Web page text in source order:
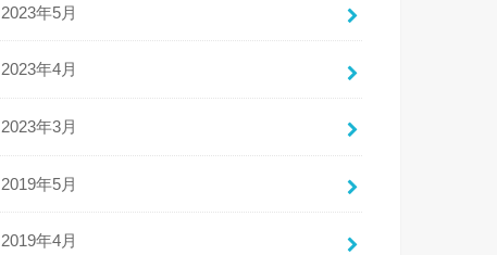
2023年5月
2023年4月
2023年3月
2019年5月
2019年4月